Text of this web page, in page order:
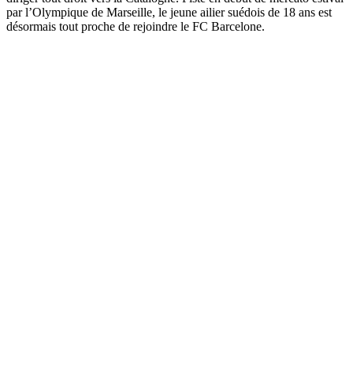
par l’Olympique de Marseille, le jeune ailier suédois de 18 ans est
désormais tout proche de rejoindre le FC Barcelone.